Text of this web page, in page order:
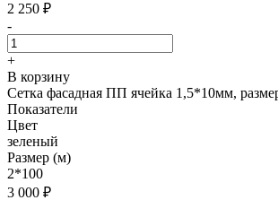
2 250 ₽
-
+
В корзину
Сетка фасадная ПП ячейка 1,5*10мм,
Показатели
Цвет
зеленый
Размер (м)
2*100
3 000 ₽